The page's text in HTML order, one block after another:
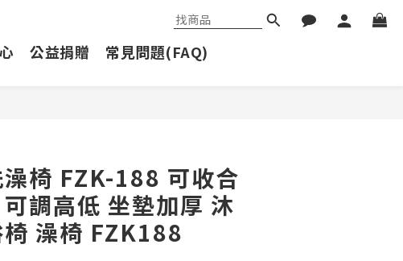
公益捐贈 常見問題(FAQ)
椅 FZK-188 可收合
調高低 坐墊加厚 沐
澡椅 FZK188